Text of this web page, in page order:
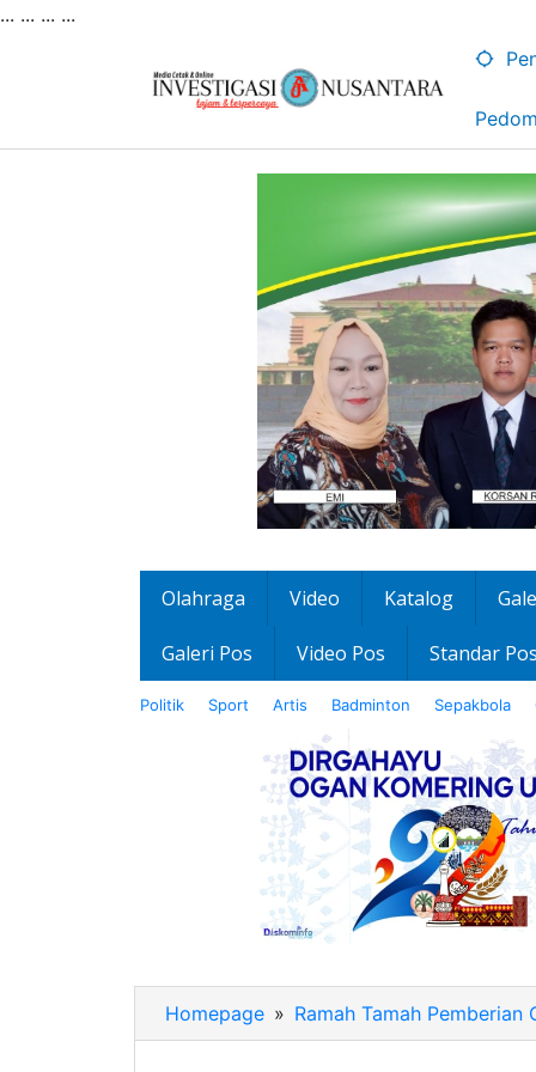
... ... ... ...
Olahraga Video Katalog
Galeri Pos Video Pos Standar Pos
Politik Sport Artis Badminton Sepakbola
Homepage » Ramah Tamah Pemberian